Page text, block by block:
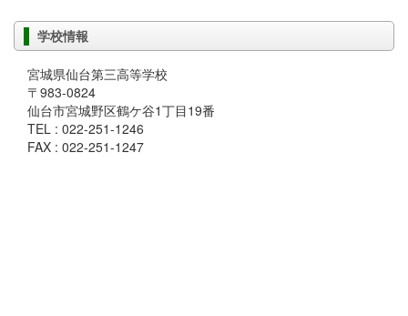
学校情報
宮城県仙台第三高等学校
〒983-0824
仙台市宮城野区鶴ケ谷1丁目19番
TEL : 022-251-1246
FAX : 022-251-1247